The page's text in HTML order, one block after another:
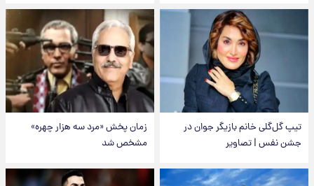
تیپ گل‌گلی خانم بازیگر جوان در
جشن نفس | تصاویر
زمان پخش «مرد سه هزار چهره»
مشخص شد